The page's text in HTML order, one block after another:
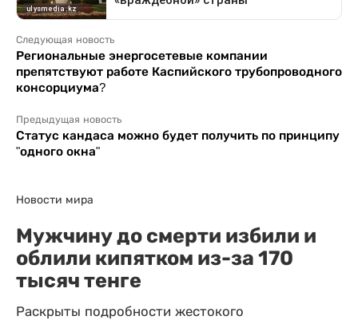
Следующая новость
Региональные энергосетевые компании
препятствуют работе Каспийского трубопроводного
консорциума?
Предыдущая новость
Статус кандаса можно будет получить по принципу
"одного окна"
Новости мира
Мужчину до смерти избили и
облили кипятком из-за 170
тысяч тенге
Раскрыты подробности жестокого